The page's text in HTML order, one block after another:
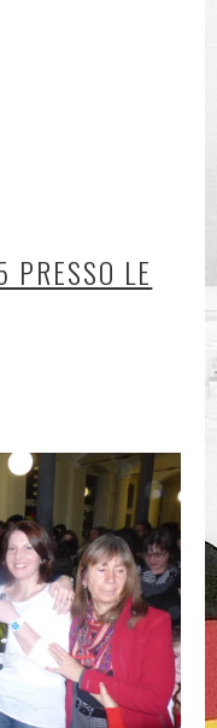
LE